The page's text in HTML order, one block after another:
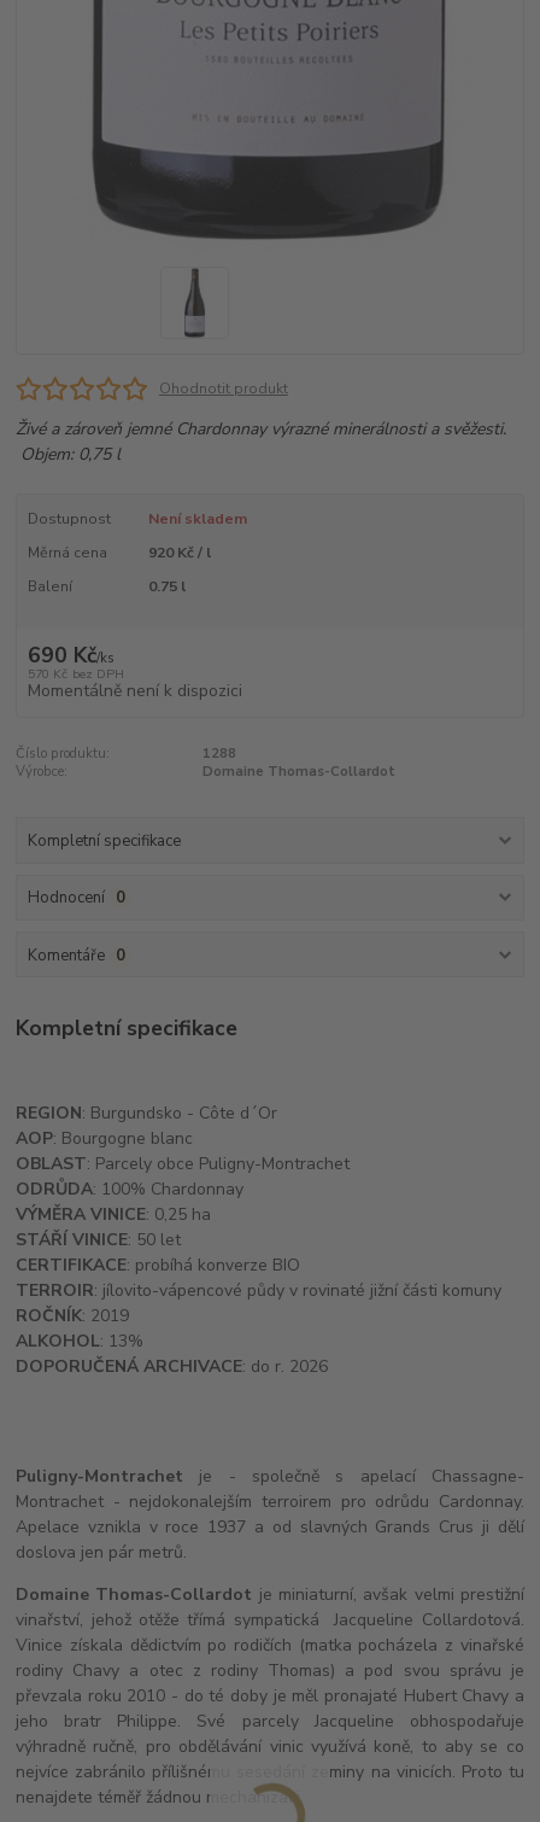
Ohodnotit produkt
Živé a zároveň jemné Chardonnay výrazné minerálnosti a svěžesti.
Objem: 0,75 l
Dostupnost
Není skladem
Měrná cena
920 Kč / l
Balení
0.75 l
690 Kč/ks
570 Kč bez DPH
Momentálně není k dispozici
Číslo produktu:
1288
Výrobce:
Domaine Thomas-Collardot
Kompletní specifikace
Hodnocení 0
Komentáře 0
Kompletní specifikace
REGION: Burgundsko - Côte d´Or
AOP: Bourgogne blanc
OBLAST: Parcely obce Puligny-Montrachet
ODRŮDA: 100% Chardonnay
VÝMĚRA VINICE: 0,25 ha
STÁŘÍ VINICE: 50 let
CERTIFIKACE: probíhá konverze BIO
TERROIR: jílovito-vápencové půdy v rovinaté jižní části komuny
ROČNÍK: 2019
ALKOHOL: 13%
DOPORUČENÁ ARCHIVACE: do r. 2026
Puligny-Montrachet je - společně s apelací Chassagne-
Montrachet - nejdokonalejším terroirem pro odrůdu Cardonnay.
Apelace vznikla v roce 1937 a od slavných Grands Crus ji dělí
doslova jen pár metrů.
Domaine Thomas-Collardot je miniaturní, avšak velmi prestižní
vinařství, jehož otěže třímá sympatická Jacqueline Collardotová.
Vinice získala dědictvím po rodičích (matka pocházela z vinařské
rodiny Chavy a otec z rodiny Thomas) a pod svou správu je
převzala roku 2010 - do té doby je měl pronajaté Hubert Chavy a
jeho bratr Philippe. Své parcely Jacqueline obhospodařuje
výhradně ručně, pro obdělávání vinic využívá koně, to aby se co
nejvíce zabránilo přílišnému sesedání zeminy na vinicích. Proto tu
nenajdete téměř žádnou mechanizaci.